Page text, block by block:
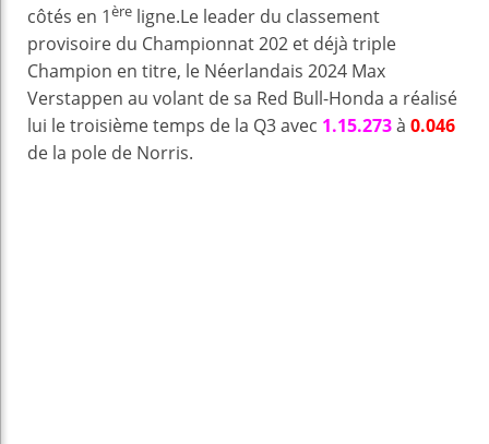
côtés en 1ère ligne.Le leader du classement
provisoire du Championnat 202 et déjà triple
Champion en titre, le Néerlandais 2024 Max
Verstappen au volant de sa Red Bull-Honda a réalisé
lui le troisième temps de la Q3 avec 1.15.273à 0.046
de la pole de Norris.